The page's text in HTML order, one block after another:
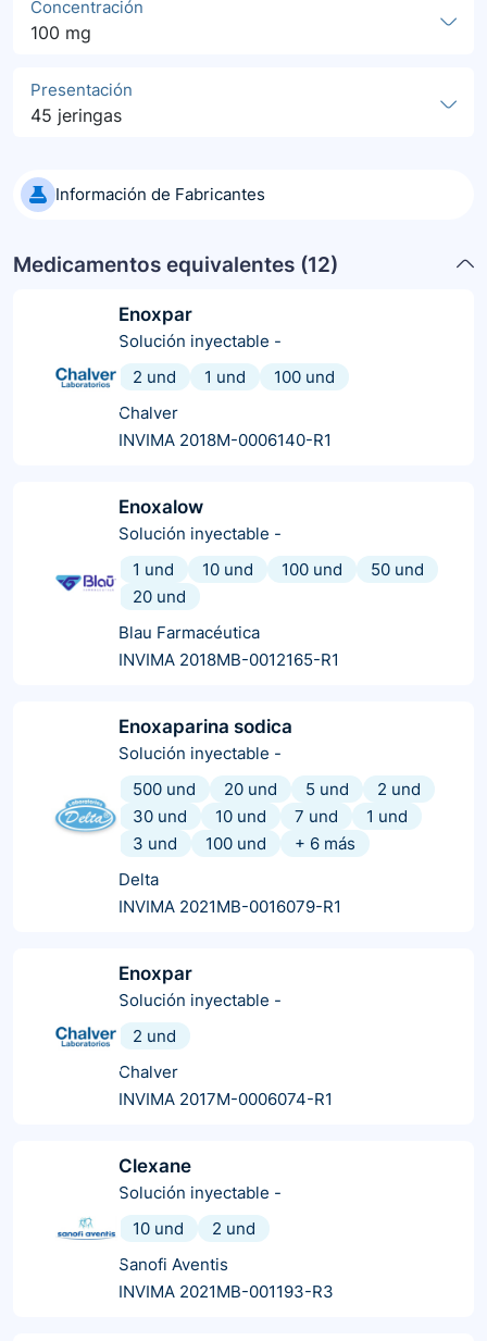
Concentración
100 mg
Presentación
45 jeringas
Información de Fabricantes
Medicamentos equivalentes (12)
Enoxpar
Solución inyectable -
2 und
1 und
100 und
Chalver
INVIMA 2018M-0006140-R1
Enoxalow
Solución inyectable -
1 und
10 und 100 und
50 und
20 und
Blau Farmacéutica
INVIMA 2018MB-0012165-R1
Enoxaparina sodica
Solución inyectable -
500 und
20 und 5 und
2 und
30 und
10 und 7 und
1 und
3 und
100 und + 6 más
Delta
INVIMA 2021MB-0016079-R1
Enoxpar
Solución inyectable -
2 und
Chalver
INVIMA 2017M-0006074-R1
Clexane
Solución inyectable -
10 und
2 und
Sanofi Aventis
INVIMA 2021MB-001193-R3